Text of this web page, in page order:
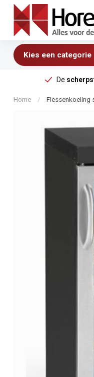
Kies een categorie
De
Home / Flessenkoeling